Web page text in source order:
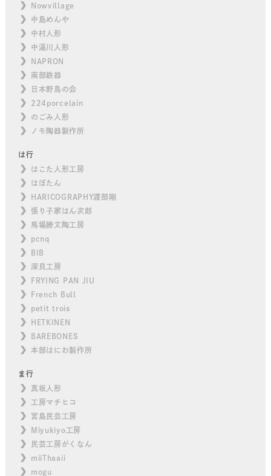
Nowvillage
中島めんや
中村人形
中湯川人形
NAPRON
南部鉄器
日本野鳥の会
224porcelain
のごみ人形
ノモ陶器製作所
は行
はこた人形工房
はぼたん
HARICOGRAPHY渡部剛
張り子家はん次郎
馬場勝文陶工房
pcnq
BIB
深貝工房
FRYING PAN JIU
French Bull
petit trois
HETKINEN
BAREBONES
本部はにわ製作所
ま行
真坂人形
工房マチヒコ
宮島民芸工房
Miyukiyo工房
民芸工房がくなん
miiThaaii
mogu